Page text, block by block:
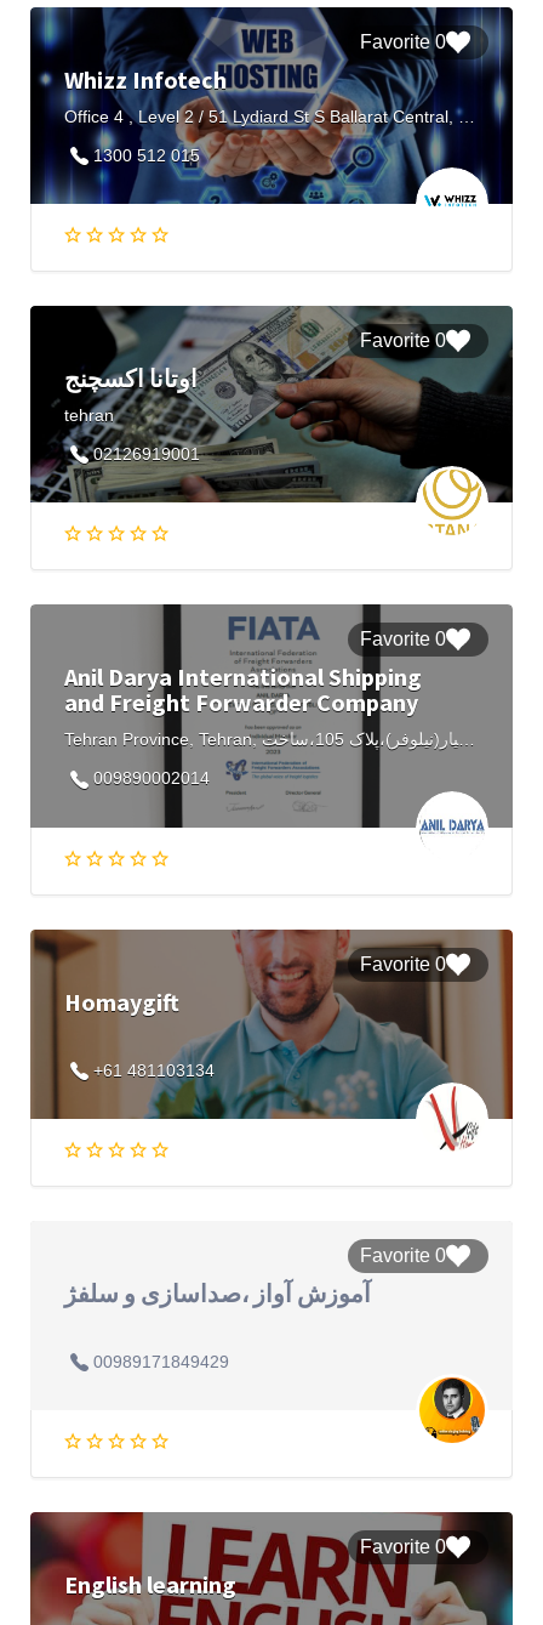
0 Favorite
Whizz Infotech
Office 4 , Level 2 / 51 Lydiard St S Ballarat Central, VIC - 3350, Australia
1300 512 015
0 Favorite
اوتانا اکسچنج
tehran
02126919001
0 Favorite
Anil Darya International Shipping
and Freight Forwarder Company
Tehran Province, Tehran, آپادانا،منطقه ۷، خیابان سهروردی شمالی،خیابان خرمشهر،نرسیده به خیابان عشقیار(نیلوفر)،پلاک 105،ساخت، Iran
009890002014
0 Favorite
Homaygift
+61 481103134
0 Favorite
آموزش آواز ،صداسازی و سلفژ
00989171849429
0 Favorite
English learning